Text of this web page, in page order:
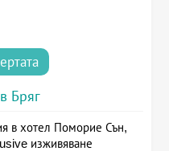
Бряг
в хотел Поморие Сън,
изживяване